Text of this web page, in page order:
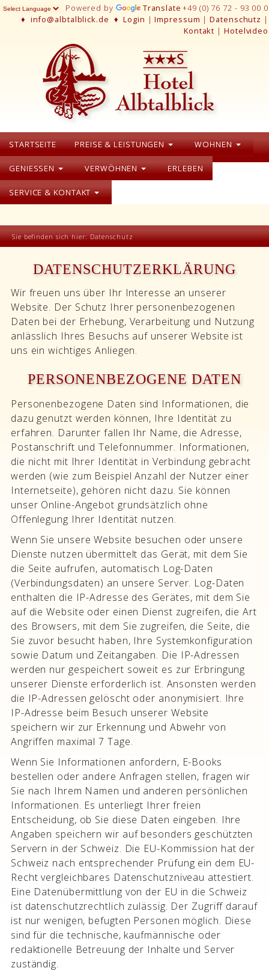
Powered by Translate +49 (0) 76 72 - 93 00 0
♦ info@albtalblick.de ♦Login |Impressum |Datenschutz |
Kontakt | Hotelvideo
STARTSEITE PREISE & LEISTUNGEN WOHNEN
GENIESSEN VERWÖHNEN ERLEBEN
SERVICE & KONTAKT
Sie befinden sich hier:Datenschutz
DATENSCHUTZERKLÄRUNG
Wir freuen uns über Ihr Interesse an unserer
Website. Der Schutz Ihrer personenbezogenen
Daten bei der Erhebung, Verarbeitung und Nutzung
anlässlich Ihres Besuchs auf unserer Website ist
uns ein wichtiges Anliegen.
PERSONENBEZOGENE DATEN
Personenbezogene Daten sind Informationen, die
dazu genutzt werden können, Ihre Identität zu
erfahren. Darunter fallen Ihr Name, die Adresse,
Postanschrift und Telefonnummer. Informationen,
die nicht mit Ihrer Identität in Verbindung gebracht
werden (wie zum Beispiel Anzahl der Nutzer einer
Internetseite), gehören nicht dazu. Sie können
unser Online-Angebot grundsätzlich ohne
Offenlegung Ihrer Identität nutzen.
Wenn Sie unsere Website besuchen oder unsere
Dienste nutzen übermittelt das Gerät, mit dem Sie
die Seite aufrufen, automatisch Log-Daten
(Verbindungsdaten) an unsere Server. Log-Daten
enthalten die IP-Adresse des Gerätes, mit dem Sie
auf die Website oder einen Dienst zugreifen, die Art
des Browsers, mit dem Sie zugreifen, die Seite, die
Sie zuvor besucht haben, Ihre Systemkonfiguration
sowie Datum und Zeitangaben. Die IP-Adressen
werden nur gespeichert soweit es zur Erbringung
unserer Dienste erforderlich ist. Ansonsten werden
die IP-Adressen gelöscht oder anonymisiert. Ihre
IP-Adresse beim Besuch unserer Website
speichern wir zur Erkennung und Abwehr von
Angriffen maximal 7 Tage.
Wenn Sie Informationen anfordern, E-Books
bestellen oder andere Anfragen stellen, fragen wir
Sie nach Ihrem Namen und anderen persönlichen
Informationen. Es unterliegt Ihrer freien
Entscheidung, ob Sie diese Daten eingeben. Ihre
Angaben speichern wir auf besonders geschützten
Servern in der Schweiz. Die EU-Kommission hat der
Schweiz nach entsprechender Prüfung ein dem EU-
Recht vergleichbares Datenschutzniveau attestiert.
Eine Datenübermittlung von der EU in die Schweiz
ist datenschutzrechtlich zulässig. Der Zugriff darauf
ist nur wenigen, befugten Personen möglich. Diese
sind für die technische, kaufmännische oder
redaktionelle Betreuung der Inhalte und Server
zuständig.